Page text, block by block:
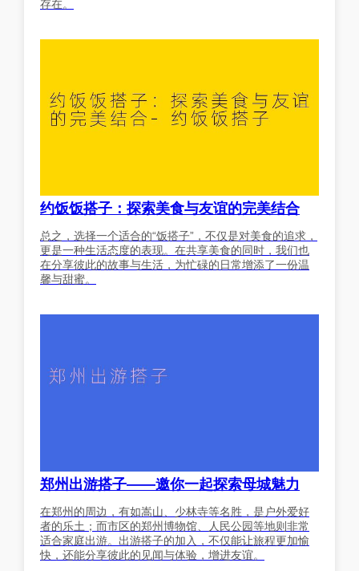
存在。
约饭饭搭子：探索美食与友谊的完美结合
总之，选择一个适合的“饭搭子”，不仅是对美食的追求，
更是一种生活态度的表现。在共享美食的同时，我们也
在分享彼此的故事与生活，为忙碌的日常增添了一份温
馨与甜蜜。
郑州出游搭子——邀你一起探索母城魅力
在郑州的周边，有如嵩山、少林寺等名胜，是户外爱好
者的乐土；而市区的郑州博物馆、人民公园等地则非常
适合家庭出游。出游搭子的加入，不仅能让旅程更加愉
快，还能分享彼此的见闻与体验，增进友谊。